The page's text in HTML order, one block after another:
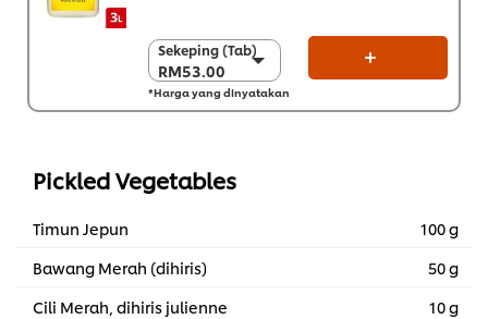
Sekeping (Tab)
RM53.00
Sekeping (Tab)
RM53.00
Sekarton (4 x 3 L)
*Harga yang dinyatakan
Pickled Vegetables
Timun Jepun
100 g
Bawang Merah (dihiris)
50 g
Cili Merah, dihiris julienne
10 g